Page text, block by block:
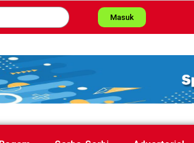
Masuk